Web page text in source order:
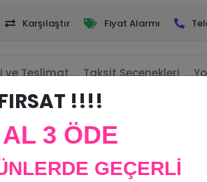
Karşılaştır Fiyat Alarmı
ve Teslimat Taksit Seçenekleri
!!!!
3 ÖDE
GEÇERLİ